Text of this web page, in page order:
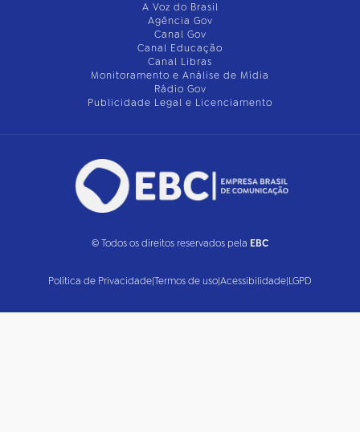
A Voz do Brasil
Agência Gov
Canal Gov
Canal Educação
Canal Libras
Monitoramento e Análise de Mídia
Rádio Gov
Publicidade Legal e Licenciamento
© Todos os direitos reservados pela EBC
Política de Privacidade|Termos de uso|Acessibilidade|LGPD